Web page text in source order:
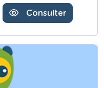
Consulter